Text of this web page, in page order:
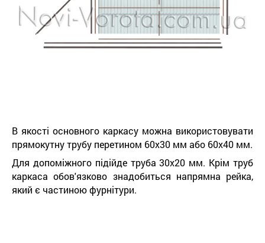
В якості основного каркасу можна використовувати
прямокутну трубу перетином 60х30 мм або 60х40 мм.
Для допоміжного підійде труба 30х20 мм. Крім труб
каркаса обов'язково знадобиться напрямна рейка,
який є частиною фурнітури.